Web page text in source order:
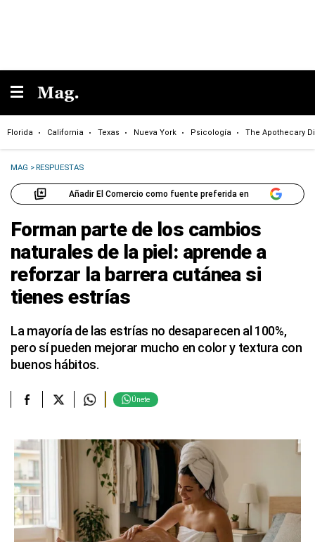
Florida California Texas Nueva York Psicología The Apothecary
MAG >RESPUESTAS
Añadir El Comercio como fuente preferida en
Forman parte de los cambios
naturales de la piel: aprende a
reforzar la barrera cutánea si
tienes estrías
La mayoría de las estrías no desaparecen al 100%,
pero sí pueden mejorar mucho en color y textura con
buenos hábitos.
Únete